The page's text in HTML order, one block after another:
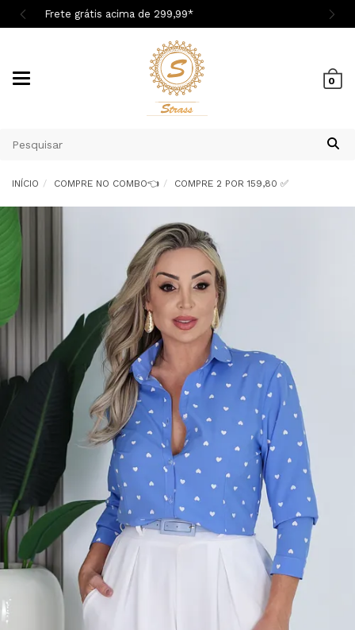
Cupom 1ª Compra BEMVINDASM
0
INÍCIO COMPRE NO COMBO👈 COMPRE 2 POR 159,80 ✅